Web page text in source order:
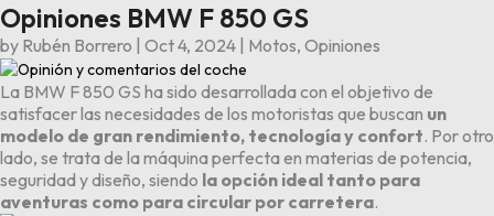
Ver todas las ofertas
Últimas 5 entradas del blog
Opiniones BYD Tang
Los 6 problemas y averías principales del Kia Stonic
Los 4 problemas y averías principales del BMW X1
Los 6 problemas y averías principales del Audi A3
Opiniones Volkswagen ID.3
Opiniones BMW F 850 GS
by Rubén Borrero Oct 4, 2024 Motos, Opiniones
La BMW F 850 GS ha sido desarrollada con el objetivo de
satisfacer las necesidades de los motoristas que buscan un
modelo de gran rendimiento, tecnología y confort. Por otro
lado, se trata de la máquina perfecta en materias de potencia,
seguridad y diseño, siendo la opción ideal tanto para
aventuras como para circular por carretera.